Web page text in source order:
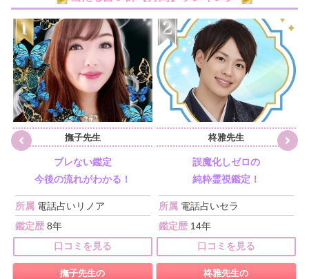
撫子先生
ブレない鑑定
今後の流れがわかる！
所属 電話占いリノア
鑑定歴 8年
口コミを見る
撫子先生の
柊雅先生
誤魔化しゼロの
純粋霊視鑑定！
所属 電話占いセラ
鑑定歴 14年
口コミを見る
柊雅先生の